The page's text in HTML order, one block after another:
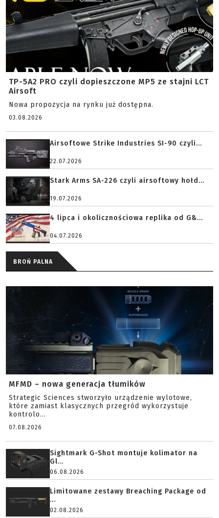
TP-5A2 PRO czyli dopieszczone MP5 ze stajni LCT
Airsoft
Nowa propozycja na rynku już dostępna.
03.08.2026
Airsoftowe Strike Industries SI-90 czyli...
22.07.2026
Stark Arms SA-226 czyli airsoftowy hołd...
19.07.2026
4 lipca i okolicznościowa replika od G&...
04.07.2026
BROŃ PALNA
MFMD – nowa generacja tłumików
Strategic Sciences stworzyło urządzenie wylotowe,
które zamiast klasycznych przegród wykorzystuje
kontrolo...
07.08.2026
Sightmark G-Shot montuje kolimator na
Gl...
06.08.2026
Limitowane zestawy Breaching Package od
...
02.08.2026